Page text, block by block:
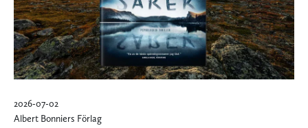
2026-07-02
Albert Bonniers Förlag